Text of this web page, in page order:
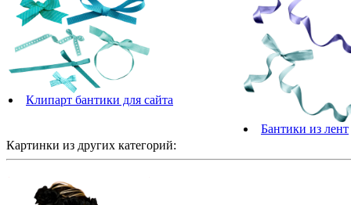
Клипарт бантики для сайта
Бантики из лент
Картинки из других категорий: